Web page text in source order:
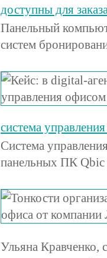
доступны для
Панельный
систем
система
Cистема
панельных ПК
Ульяна